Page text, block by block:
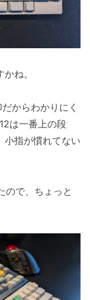
ね。
からわかりにく
は一番上の段
小指が慣れてない
ので、ちょっと